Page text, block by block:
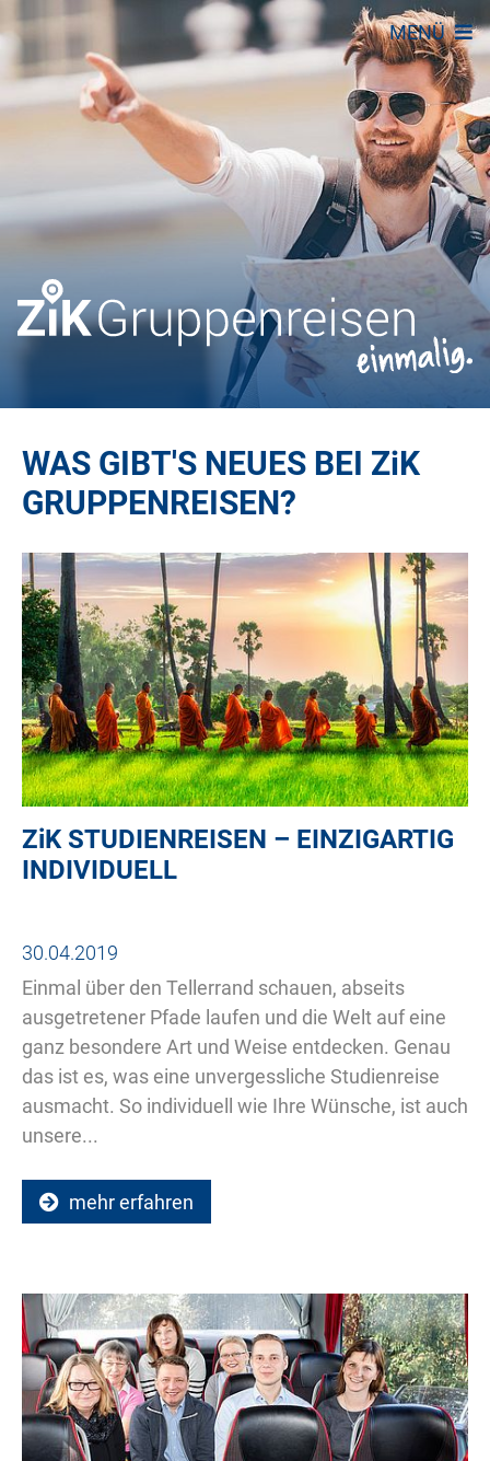
MENÜ
WAS GIBT'S NEUES BEI ZiK
GRUPPENREISEN?
ZiKSTUDIENREISEN – EINZIGARTIG
INDIVIDUELL
30.04.2019
Einmal über den Tellerrand schauen, abseits
ausgetretener Pfade laufen und die Welt auf eine
ganz besondere Art und Weise entdecken. Genau
das ist es, was eine unvergessliche Studienreise
ausmacht. So individuell wie Ihre Wünsche, ist auch
unsere...
mehr erfahren